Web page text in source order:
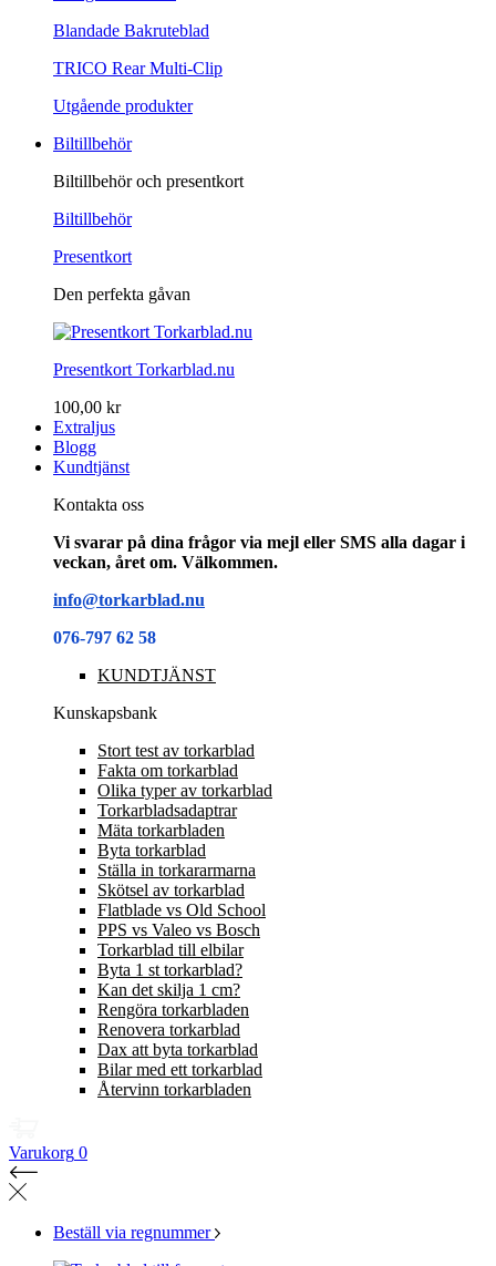
Blandade Bakruteblad
TRICO Rear Multi-Clip
Utgående produkter
Biltillbehör
Biltillbehör och presentkort
Biltillbehör
Presentkort
Den perfekta gåvan
Presentkort Torkarblad.nu
100,00 kr
Extraljus
Blogg
Kundtjänst
Kontakta oss
Vi svarar på dina frågor via mejl eller SMS alla dagar i
veckan, året om. Välkommen.
info@torkarblad.nu
076-797 62 58
KUNDTJÄNST
Kunskapsbank
Stort test av torkarblad
Fakta om torkarblad
Olika typer av torkarblad
Torkarbladsadaptrar
Mäta torkarbladen
Byta torkarblad
Ställa in torkararmarna
Skötsel av torkarblad
Flatblade vs Old School
PPS vs Valeo vs Bosch
Torkarblad till elbilar
Byta 1 st torkarblad?
Kan det skilja 1 cm?
Rengöra torkarbladen
Renovera torkarblad
Dax att byta torkarblad
Bilar med ett torkarblad
Återvinn torkarbladen
Varukorg 0
Beställ via regnummer